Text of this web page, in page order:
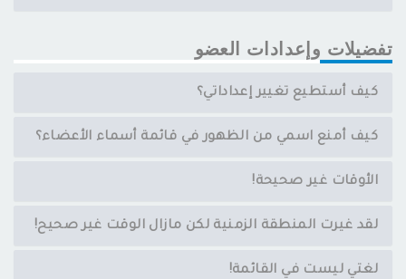
تفضيلات وإعدادات العضو
كيف أستطيع تغيير إعداداتي؟
كيف أمنع اسمي من الظهور في قائمة أسماء الأعضاء؟
الأوقات غير صحيحة!
لقد غيرت المنطقة الزمنية لكن مازال الوقت غير صحيح!
لغتي ليست في القائمة!